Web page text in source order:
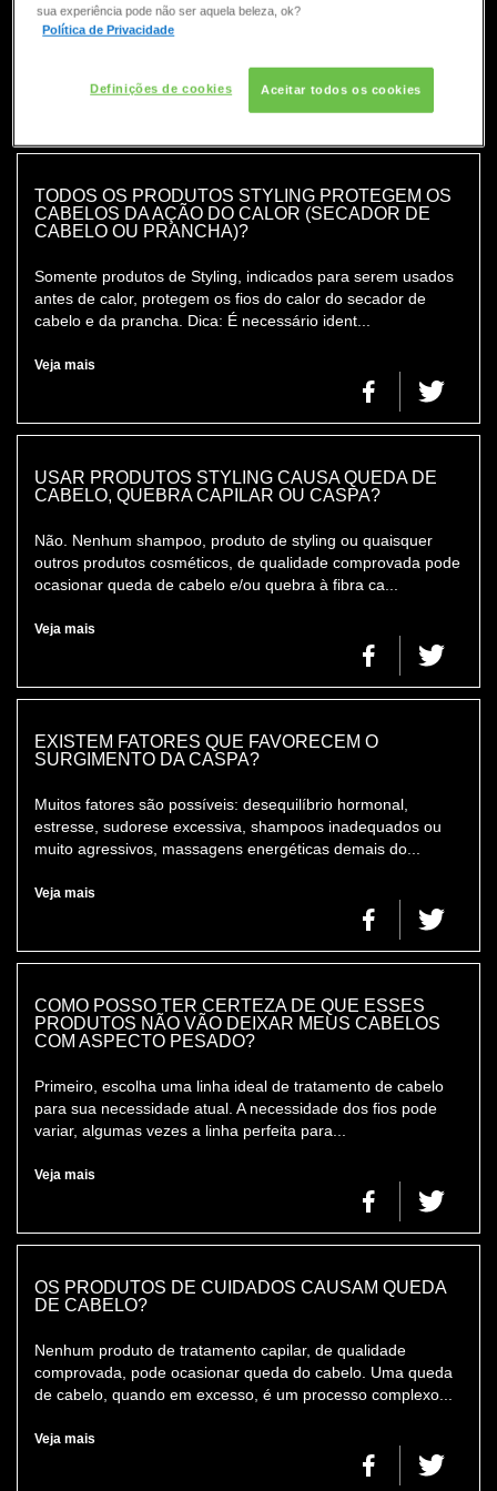
as pessoas e não pode ser evitada. Podemos atuar sobre a
queda excessiva, que ultrapassa a queda natu...
Veja mais
TODOS OS PRODUTOS STYLING PROTEGEM OS
CABELOS DA AÇÃO DO CALOR (SECADOR DE
CABELO OU PRANCHA)?
Somente produtos de Styling, indicados para serem usados
antes de calor, protegem os fios do calor do secador de
cabelo e da prancha. Dica: É necessário ident...
Veja mais
USAR PRODUTOS STYLING CAUSA QUEDA DE
CABELO, QUEBRA CAPILAR OU CASPA?
Não. Nenhum shampoo, produto de styling ou quaisquer
outros produtos cosméticos, de qualidade comprovada pode
ocasionar queda de cabelo e/ou quebra à fibra ca...
Veja mais
EXISTEM FATORES QUE FAVORECEM O
SURGIMENTO DA CASPA?
Muitos fatores são possíveis: desequilíbrio hormonal,
estresse, sudorese excessiva, shampoos inadequados ou
muito agressivos, massagens energéticas demais do...
Veja mais
COMO POSSO TER CERTEZA DE QUE ESSES
PRODUTOS NÃO VÃO DEIXAR MEUS CABELOS
COM ASPECTO PESADO?
Primeiro, escolha uma linha ideal de tratamento de cabelo
para sua necessidade atual. A necessidade dos fios pode
variar, algumas vezes a linha perfeita para...
Veja mais
OS PRODUTOS DE CUIDADOS CAUSAM QUEDA
DE CABELO?
Nenhum produto de tratamento capilar, de qualidade
comprovada, pode ocasionar queda do cabelo. Uma queda
de cabelo, quando em excesso, é um processo complexo...
Veja mais
sua experiência pode não ser aquela beleza, ok?
Política de Privacidade
Definições de cookies Aceitar todos os cookies